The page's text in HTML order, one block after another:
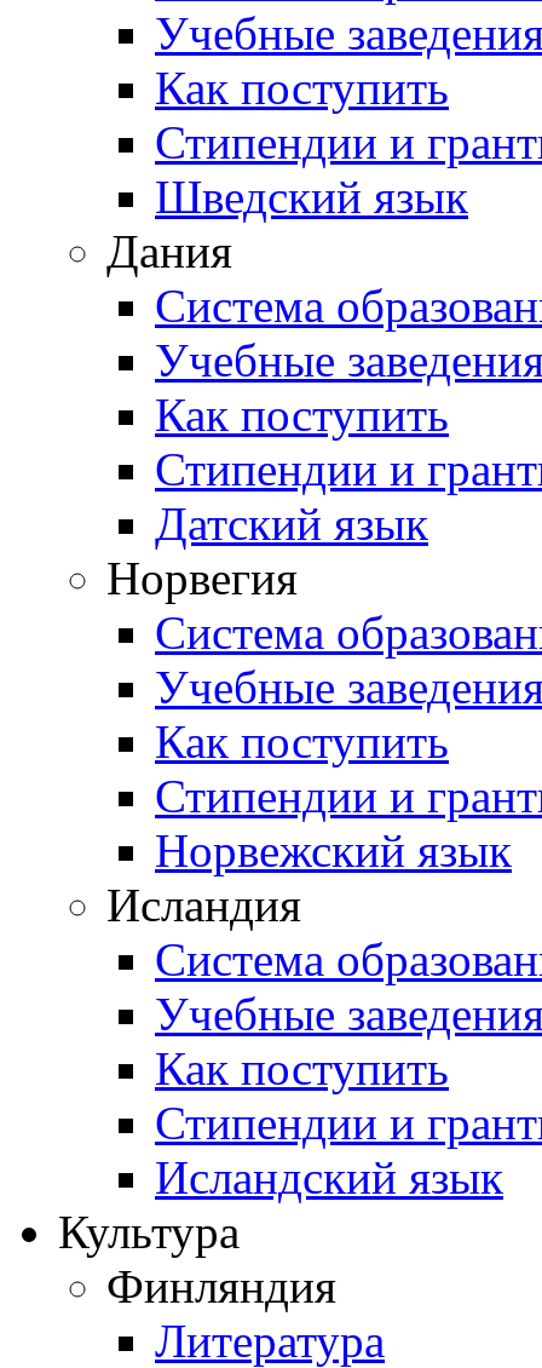
Учебные
Как поступить
Стипендии и
Шведский язык
Дания
Система
Учебные
Как поступить
Стипендии и
Датский язык
Норвегия
Система
Учебные
Как поступить
Стипендии и
Норвежский язык
Исландия
Система
Учебные
Как поступить
Стипендии и
Исландский язык
Культура
Финляндия
Литература